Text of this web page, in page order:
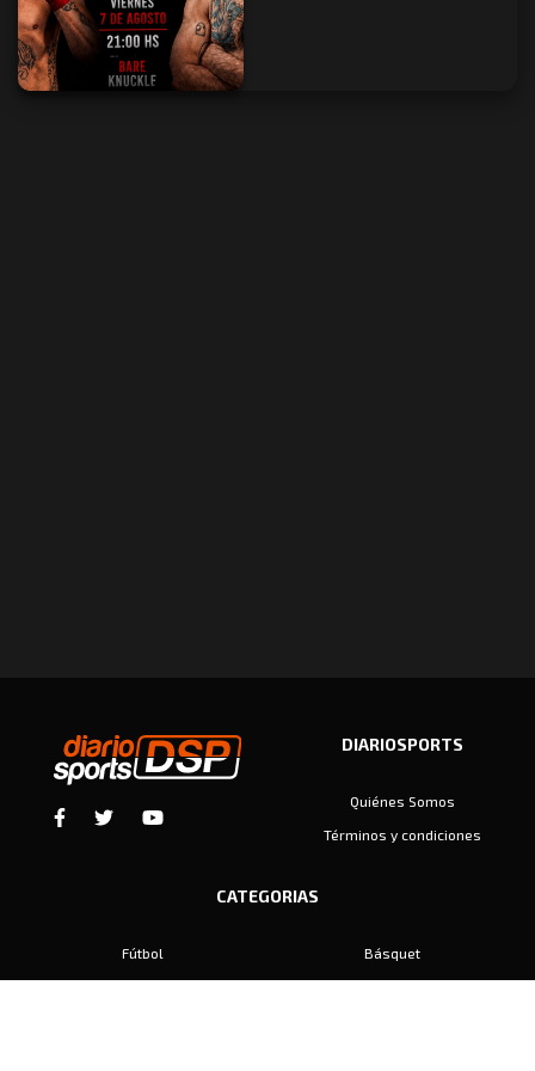
DIARIOSPORTS
Quiénes Somos
Términos y condiciones
CATEGORIAS
Fútbol
Básquet